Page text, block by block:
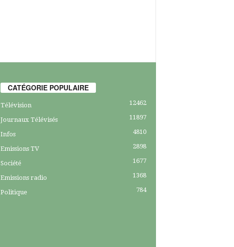
CATÉGORIE POPULAIRE
Télévision 12462
Journaux Télévisés 11897
Infos 4810
Emissions TV 2898
Société 1677
Emissions radio 1368
Politique 784